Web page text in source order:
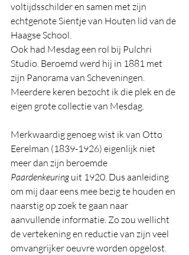
voltijdsschilder en samen met zijn
echtgenote Sientje van Houten lid van de
Haagse School.
Ook had Mesdag een rol bij Pulchri
Studio. Beroemd werd hij in 1881 met
zijn Panorama van Scheveningen.
Meerdere keren bezocht ik die plek en de
eigen grote collectie van Mesdag.
Merkwaardig genoeg wist ik van Otto
Eerelman (1839-1926) eigenlijk niet
meer dan zijn beroemde
Paardenkeuring uit 1920. Dus aanleiding
om mij daar eens mee bezig te houden en
naarstig op zoek te gaan naar
aanvullende informatie. Zo zou wellicht
de vertekening en reductie van zijn veel
omvangrijker oeuvre worden opgelost.